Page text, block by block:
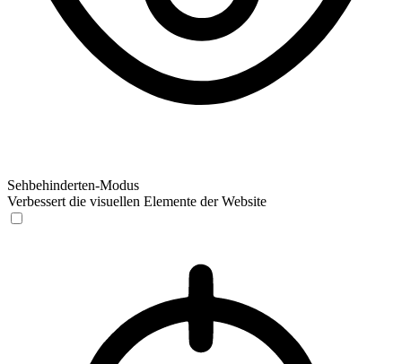
Sehbehinderten-Modus
Verbessert die visuellen Elemente der Website